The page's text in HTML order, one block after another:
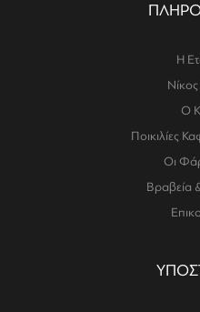
Η
Ο
Ποικιλίες
Οι
Βραβεία